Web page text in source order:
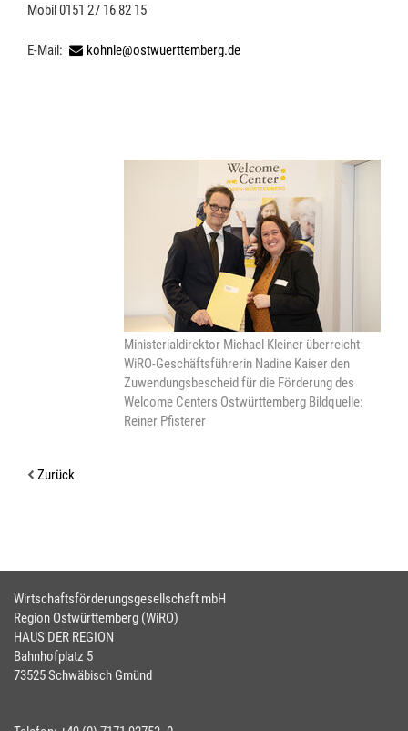
Mobil 0151 27 16 82 15
E-Mail: kohnle@ostwuerttemberg.de
Ministerialdirektor Michael Kleiner überreicht
WiRO-Geschäftsführerin Nadine Kaiser den
Zuwendungsbescheid für die Förderung des
Welcome Centers Ostwürttemberg Bildquelle:
Reiner Pfisterer
Zurück
Wirtschaftsförderungsgesellschaft mbH
Region Ostwürttemberg (WiRO)
HAUS DER REGION
Bahnhofplatz 5
73525 Schwäbisch Gmünd